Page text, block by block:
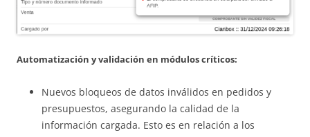
Automatización y validación en módulos críticos:
Nuevos bloqueos de datos inválidos en pedidos y
presupuestos, asegurando la calidad de la
información cargada. Esto es en relación a los